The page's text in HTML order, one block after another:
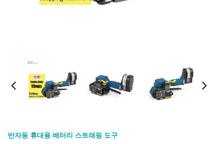
반자동 휴대용 배터리 스트래핑 도구